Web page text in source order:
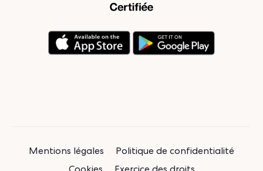
Mentions légales
Politique de confidentialité